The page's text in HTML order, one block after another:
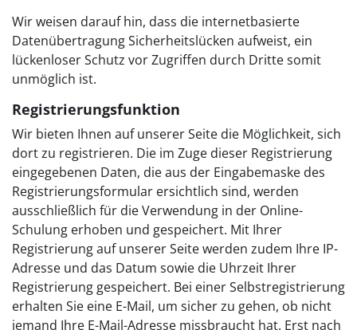
Wir weisen darauf hin, dass die internetbasierte
Datenübertragung Sicherheitslücken aufweist, ein
lückenloser Schutz vor Zugriffen durch Dritte somit
unmöglich ist.
Registrierungsfunktion
Wir bieten Ihnen auf unserer Seite die Möglichkeit, sich
dort zu registrieren. Die im Zuge dieser Registrierung
eingegebenen Daten, die aus der Eingabemaske des
Registrierungsformular ersichtlich sind, werden
ausschließlich für die Verwendung in der Online-
Schulung erhoben und gespeichert. Mit Ihrer
Registrierung auf unserer Seite werden zudem Ihre IP-
Adresse und das Datum sowie die Uhrzeit Ihrer
Registrierung gespeichert. Bei einer Selbstregistrierung
erhalten Sie eine E-Mail, um sicher zu gehen, ob nicht
jemand Ihre E-Mail-Adresse missbraucht hat. Erst nach